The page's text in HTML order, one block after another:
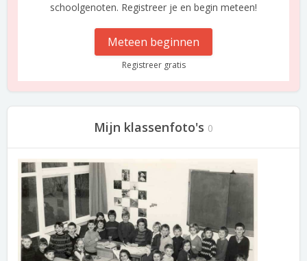
schoolgenoten. Registreer je en begin meteen!
Meteen beginnen
Registreer gratis
Mijn klassenfoto's 0